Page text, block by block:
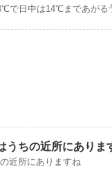
で日中は14℃まであがる
うちの近所にありま
近所にありますね